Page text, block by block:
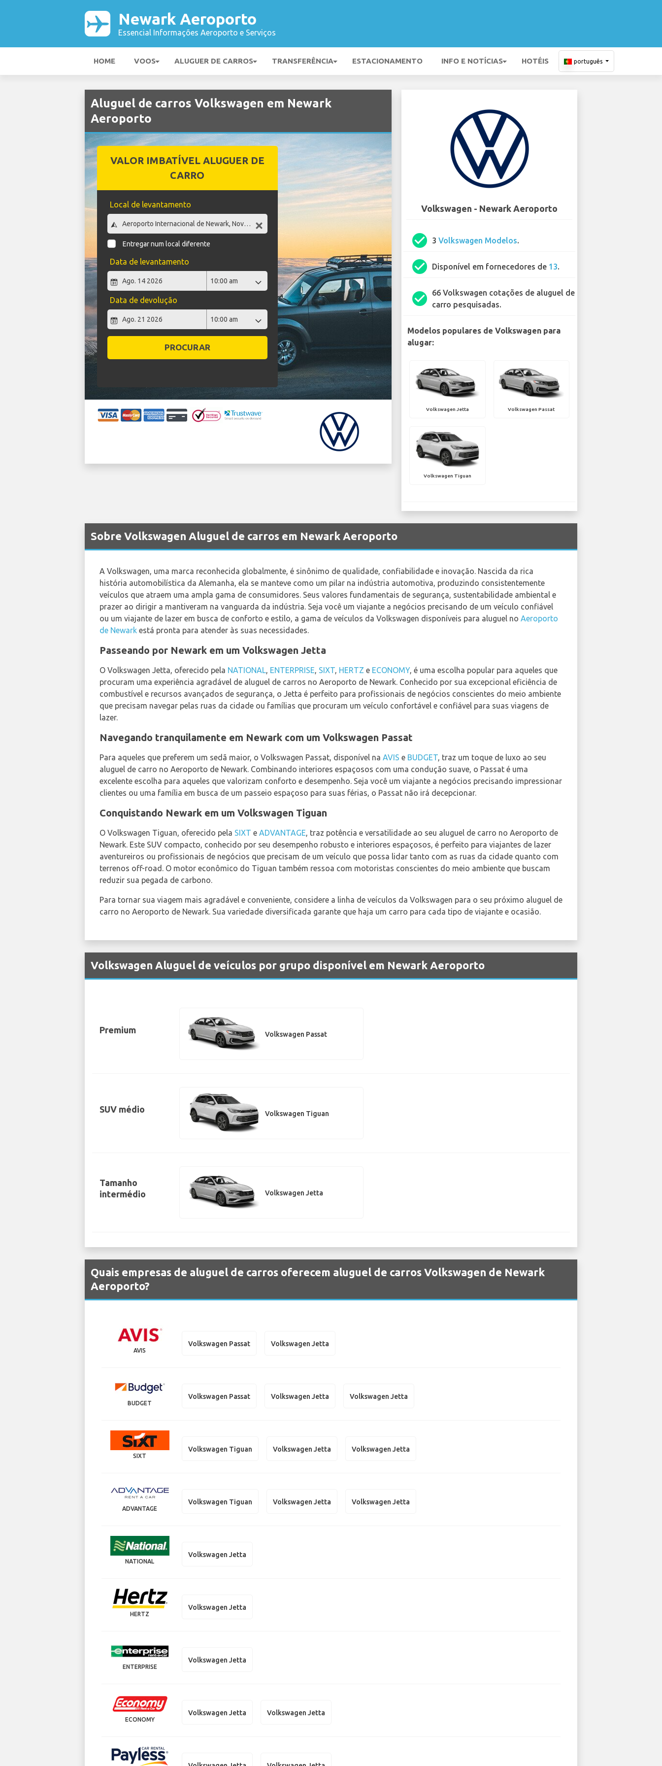
Newark Aeroporto
Essencial Informações Aeroporto e Serviços
HOME VOOS ALUGUER DE CARROS TRANSFERÊNCIA ESTACIONAMENTO INFO E NOTÍCIAS HOTÉIS português
Aluguel de carros Volkswagen em Newark
Aeroporto
VALOR IMBATÍVEL ALUGUER DE
CARRO
Local de levantamento
Entregar num local diferente
Data de levantamento
Data de devolução
PROCURAR
Volkswagen - Newark Aeroporto
check_circle 3Volkswagen Modelos.
check_circle Disponível em fornecedores de 13.
check_circle
66 Volkswagen cotações de aluguel de
carro pesquisadas.
Modelos populares de Volkswagen para
alugar:
Volkswagen Jetta Volkswagen Passat
Volkswagen Tiguan
Sobre Volkswagen Aluguel de carros em Newark Aeroporto
A Volkswagen, uma marca reconhecida globalmente, é sinônimo de qualidade, confiabilidade e inovação. Nascida da rica
história automobilística da Alemanha, ela se manteve como um pilar na indústria automotiva, produzindo consistentemente
veículos que atraem uma ampla gama de consumidores. Seus valores fundamentais de segurança, sustentabilidade ambiental e
prazer ao dirigir a mantiveram na vanguarda da indústria. Seja você um viajante a negócios precisando de um veículo confiável
ou um viajante de lazer em busca de conforto e estilo, a gama de veículos da Volkswagen disponíveis para aluguel no Aeroporto
de Newark está pronta para atender às suas necessidades.
Passeando por Newark em um Volkswagen Jetta
O Volkswagen Jetta, oferecido pela NATIONAL, ENTERPRISE, SIXT, HERTZ e ECONOMY, é uma escolha popular para aqueles que
procuram uma experiência agradável de aluguel de carros no Aeroporto de Newark. Conhecido por sua excepcional eficiência de
combustível e recursos avançados de segurança, o Jetta é perfeito para profissionais de negócios conscientes do meio ambiente
que precisam navegar pelas ruas da cidade ou famílias que procuram um veículo confortável e confiável para suas viagens de
lazer.
Navegando tranquilamente em Newark com um Volkswagen Passat
Para aqueles que preferem um sedã maior, o Volkswagen Passat, disponível na AVIS e BUDGET, traz um toque de luxo ao seu
aluguel de carro no Aeroporto de Newark. Combinando interiores espaçosos com uma condução suave, o Passat é uma
excelente escolha para aqueles que valorizam conforto e desempenho. Seja você um viajante a negócios precisando impressionar
clientes ou uma família em busca de um passeio espaçoso para suas férias, o Passat não irá decepcionar.
Conquistando Newark em um Volkswagen Tiguan
O Volkswagen Tiguan, oferecido pela SIXT e ADVANTAGE, traz potência e versatilidade ao seu aluguel de carro no Aeroporto de
Newark. Este SUV compacto, conhecido por seu desempenho robusto e interiores espaçosos, é perfeito para viajantes de lazer
aventureiros ou profissionais de negócios que precisam de um veículo que possa lidar tanto com as ruas da cidade quanto com
terrenos off-road. O motor econômico do Tiguan também ressoa com motoristas conscientes do meio ambiente que buscam
reduzir sua pegada de carbono.
Para tornar sua viagem mais agradável e conveniente, considere a linha de veículos da Volkswagen para o seu próximo aluguel de
carro no Aeroporto de Newark. Sua variedade diversificada garante que haja um carro para cada tipo de viajante e ocasião.
Volkswagen Aluguel de veículos por grupo disponível em Newark Aeroporto
Premium Volkswagen Passat
SUV médio Volkswagen Tiguan
Tamanho
intermédio
Volkswagen Jetta
Quais empresas de aluguel de carros oferecem aluguel de carros Volkswagen de Newark
Aeroporto?
AVIS
Volkswagen Passat Volkswagen Jetta
BUDGET
Volkswagen Passat Volkswagen Jetta Volkswagen Jetta
SIXT
Volkswagen Tiguan Volkswagen Jetta Volkswagen Jetta
ADVANTAGE
Volkswagen Tiguan Volkswagen Jetta Volkswagen Jetta
NATIONAL
Volkswagen Jetta
HERTZ
Volkswagen Jetta
ENTERPRISE
Volkswagen Jetta
ECONOMY
Volkswagen Jetta Volkswagen Jetta